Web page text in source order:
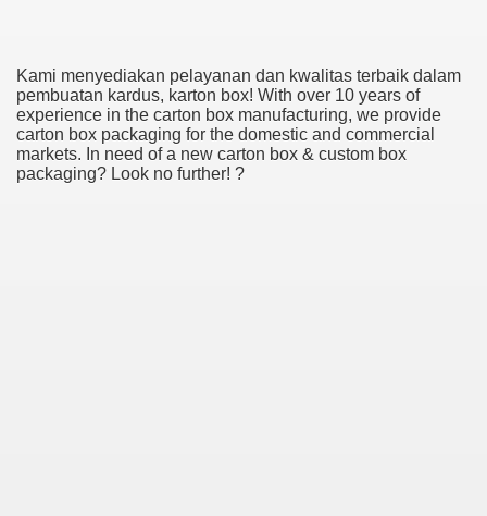
Kami menyediakan pelayanan dan kwalitas terbaik dalam
pembuatan kardus, karton box! With over 10 years of
experience in the carton box manufacturing, we provide
carton box packaging for the domestic and commercial
markets. In need of a new carton box & custom box
packaging? Look no further! ?